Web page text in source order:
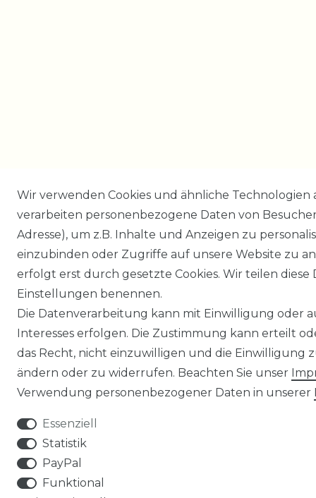
Wir verwenden Cookies und ähnliche
verarbeiten personenbezogene Daten von
Adresse), um z.B. Inhalte und Anzeigen zu
einzubinden oder Zugriffe auf unsere Website zu
erfolgt erst durch gesetzte Cookies. Wir teilen
Einstellungen benennen.
Die Datenverarbeitung kann mit Einwilligung oder
Interesses erfolgen. Die Zustimmung kann erteilt
das Recht, nicht einzuwilligen und die Einwilligung
ändern oder zu widerrufen. Beachten Sie unser
Verwendung personenbezogener Daten in unserer
Essenziell
Statistik
PayPal
Funktional